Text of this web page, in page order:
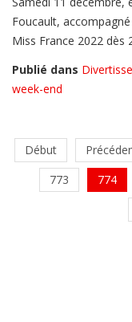
Foucault,
Miss France 2022 dès
Publié dans
week-end
Début
773
774